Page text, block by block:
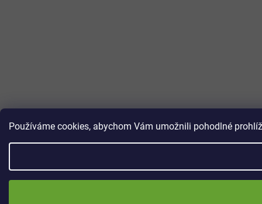
Používáme cookies, abychom Vám umožnili pohodlné